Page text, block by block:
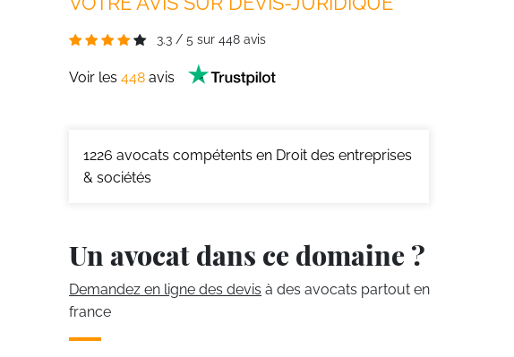
3.3 / 5 sur 448 avis
Voir les 448 avis
1226 avocats compétents en Droit des entreprises
& sociétés
Un avocat dans ce domaine ?
Demandez en ligne des devis à des avocats partout en
france